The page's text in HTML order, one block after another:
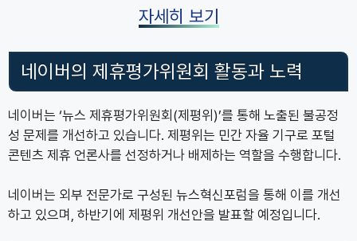
자세히 보기
네이버의 제휴평가위원회 활동과 노력
네이버는 ‘뉴스 제휴평가위원회(제평위)’를 통해 노출된 불공정
성 문제를 개선하고 있습니다. 제평위는 민간 자율 기구로 포털
콘텐츠 제휴 언론사를 선정하거나 배제하는 역할을 수행합니다.
네이버는 외부 전문가로 구성된 뉴스혁신포럼을 통해 이를 개선
하고 있으며, 하반기에 제평위 개선안을 발표할 예정입니다.